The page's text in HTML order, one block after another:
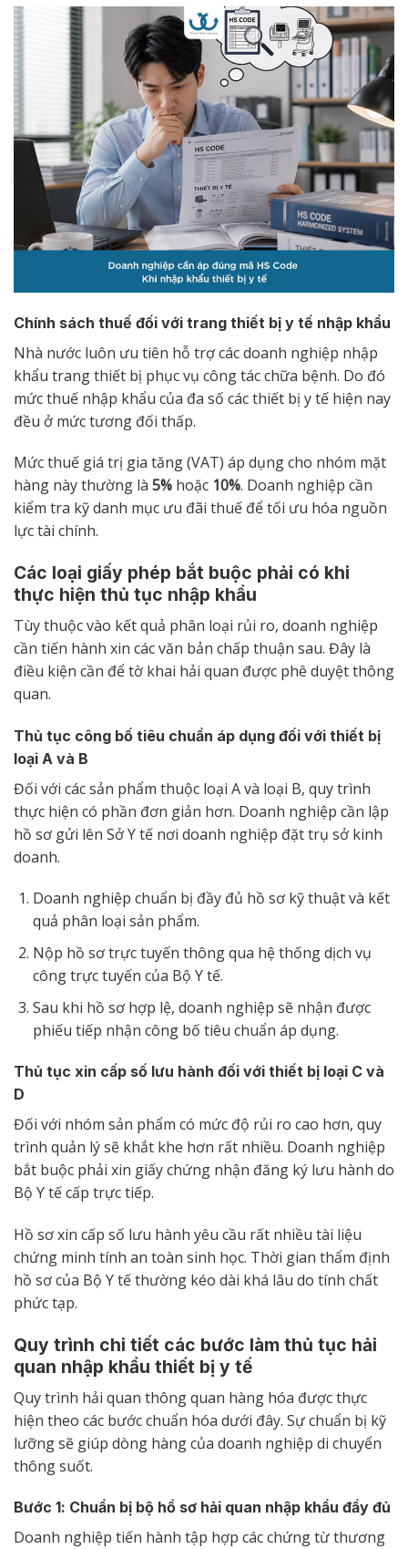
Chính sách thuế đối với trang thiết bị y tế nhập khẩu
Nhà nước luôn ưu tiên hỗ trợ các doanh nghiệp nhập
khẩu trang thiết bị phục vụ công tác chữa bệnh. Do đó
mức thuế nhập khẩu của đa số các thiết bị y tế hiện nay
đều ở mức tương đối thấp.
Mức thuế giá trị gia tăng (VAT) áp dụng cho nhóm mặt
hàng này thường là 5% hoặc 10%. Doanh nghiệp cần
kiểm tra kỹ danh mục ưu đãi thuế để tối ưu hóa nguồn
lực tài chính.
Các loại giấy phép bắt buộc phải có khi
thực hiện thủ tục nhập khẩu
Tùy thuộc vào kết quả phân loại rủi ro, doanh nghiệp
cần tiến hành xin các văn bản chấp thuận sau. Đây là
điều kiện cần để tờ khai hải quan được phê duyệt thông
quan.
Thủ tục công bố tiêu chuẩn áp dụng đối với thiết bị
loại A và B
Đối với các sản phẩm thuộc loại A và loại B, quy trình
thực hiện có phần đơn giản hơn. Doanh nghiệp cần lập
hồ sơ gửi lên Sở Y tế nơi doanh nghiệp đặt trụ sở kinh
doanh.
Doanh nghiệp chuẩn bị đầy đủ hồ sơ kỹ thuật và kết
quả phân loại sản phẩm.
Nộp hồ sơ trực tuyến thông qua hệ thống dịch vụ
công trực tuyến của Bộ Y tế.
Sau khi hồ sơ hợp lệ, doanh nghiệp sẽ nhận được
phiếu tiếp nhận công bố tiêu chuẩn áp dụng.
Thủ tục xin cấp số lưu hành đối với thiết bị loại C và
D
Đối với nhóm sản phẩm có mức độ rủi ro cao hơn, quy
trình quản lý sẽ khắt khe hơn rất nhiều. Doanh nghiệp
bắt buộc phải xin giấy chứng nhận đăng ký lưu hành do
Bộ Y tế cấp trực tiếp.
Hồ sơ xin cấp số lưu hành yêu cầu rất nhiều tài liệu
chứng minh tính an toàn sinh học. Thời gian thẩm định
hồ sơ của Bộ Y tế thường kéo dài khá lâu do tính chất
phức tạp.
Quy trình chi tiết các bước làm thủ tục hải
quan nhập khẩu thiết bị y tế
Quy trình hải quan thông quan hàng hóa được thực
hiện theo các bước chuẩn hóa dưới đây. Sự chuẩn bị kỹ
lưỡng sẽ giúp dòng hàng của doanh nghiệp di chuyển
thông suốt.
Bước 1: Chuẩn bị bộ hồ sơ hải quan nhập khẩu đầy đủ
Doanh nghiệp tiến hành tập hợp các chứng từ thương